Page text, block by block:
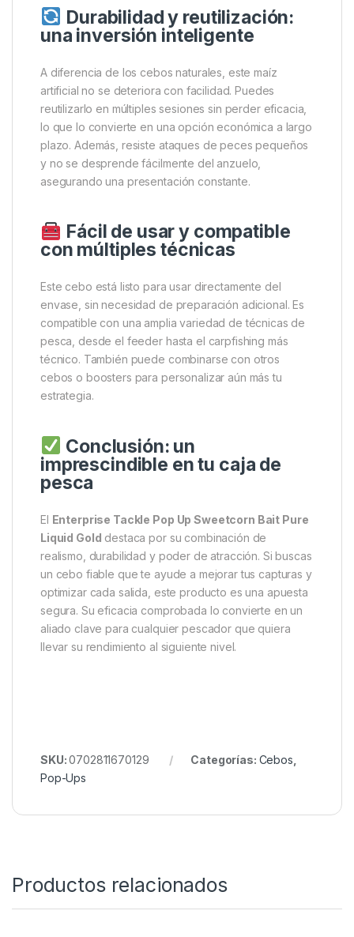
Al tratarse de un pop-up, este cebo ofrece una
flotabilidad controlada que permite presentaciones
más naturales. Es ideal para montajes como el hair
rig, ya que eleva ligeramente el anzuelo del fondo,
haciéndolo más visible y accesible para los peces.
Esta característica no solo mejora la presentación,
sino que también reduce el riesgo de enganches en
fondos fangosos o con vegetación.
una inversión inteligente
A diferencia de los cebos naturales, este maíz
artificial no se deteriora con facilidad. Puedes
reutilizarlo en múltiples sesiones sin perder eficacia,
lo que lo convierte en una opción económica a largo
plazo. Además, resiste ataques de peces pequeños
y no se desprende fácilmente del anzuelo,
asegurando una presentación constante.
con múltiples técnicas
Este cebo está listo para usar directamente del
envase, sin necesidad de preparación adicional. Es
compatible con una amplia variedad de técnicas de
pesca, desde el feeder hasta el carpfishing más
técnico. También puede combinarse con otros
cebos o boosters para personalizar aún más tu
estrategia.
Conclusión: un
imprescindible en tu caja de
un cebo fiable que te ayude a mejorar tus capturas y
optimizar cada salida, este producto es una apuesta
aliado clave para cualquier pescador que quiera